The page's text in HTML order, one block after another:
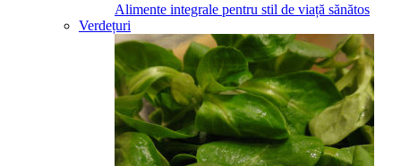
Alimente integrale pentru stil de viață sănătos
Verdețuri